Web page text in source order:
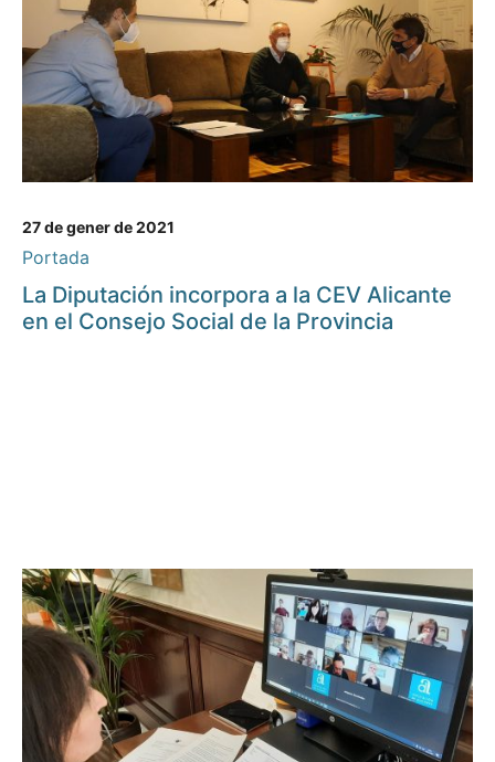
27 de gener de 2021
Portada
La Diputación incorpora a la CEV Alicante
en el Consejo Social de la Provincia